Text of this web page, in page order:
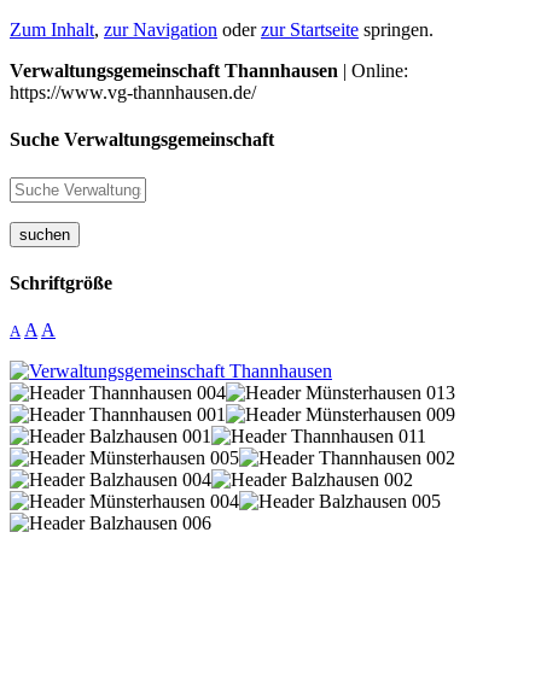
Zum Inhalt, zur Navigation oderzur Startseite springen.
Verwaltungsgemeinschaft Thannhausen | Online:
https://www.vg-thannhausen.de/
Suche Verwaltungsgemeinschaft
suchen
Schriftgröße
A A A